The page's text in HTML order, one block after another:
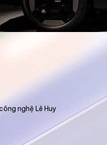
nghệ Lê Huy